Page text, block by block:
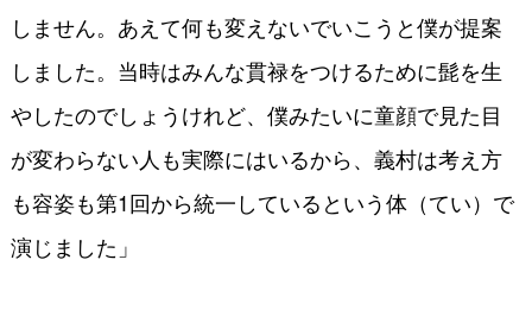
しません。あえて何も変えないでいこうと僕が提案
しました。当時はみんな貫禄をつけるために髭を生
やしたのでしょうけれど、僕みたいに童顔で見た目
が変わらない人も実際にはいるから、義村は考え方
も容姿も第1回から統一しているという体（てい）で
演じました」